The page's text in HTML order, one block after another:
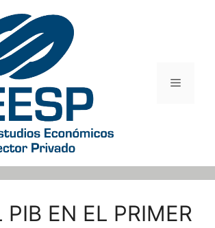
Menú
PIB EN EL PRIMER